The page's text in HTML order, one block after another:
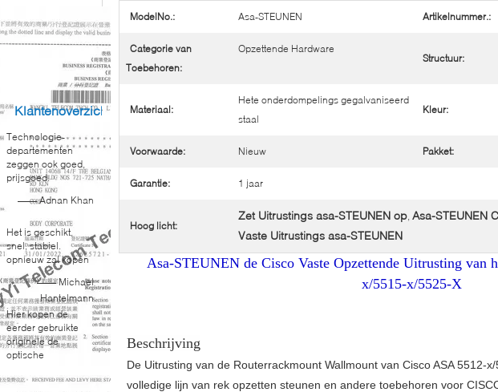
Klantenoverzichten
Technologie-
departementen
zeggen ook goed,
prijsgoed.
—— Adnan Khan
Het is geschikt,
snel, stabiel.
opnieuw zal kopen
—— Michael
Hantelmann
Hier kopen de
eerder gebruikte
originele de
optische
ModelNo.: Asa-STEUNEN Artikelnummer.:
Categorie van
Toebehoren:
Opzettende Hardware
Structuur:
Materiaal:
Hete onderdompelings gegalvaniseerd
staal
Kleur:
Voorwaarde: Nieuw Pakket:
Garantie: 1 jaar
Hoog licht:
Zet Uitrustings asa-STEUNEN op, Asa-STEUNEN
Vaste Uitrustings asa-STEUNEN
Asa-STEUNEN de Cisco Vaste Opzettende Uitrusting van
x/5515-x/5525-X
Beschrijving
De Uitrusting van de Routerrackmount Wallmount van Cisco ASA 5512-
volledige lijn van rek opzetten steunen en andere toebehoren voor